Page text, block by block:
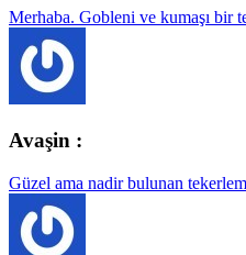
Merhaba. Gobleni ve kumaşı bir
Avaşin :
Güzel ama nadir bulunan